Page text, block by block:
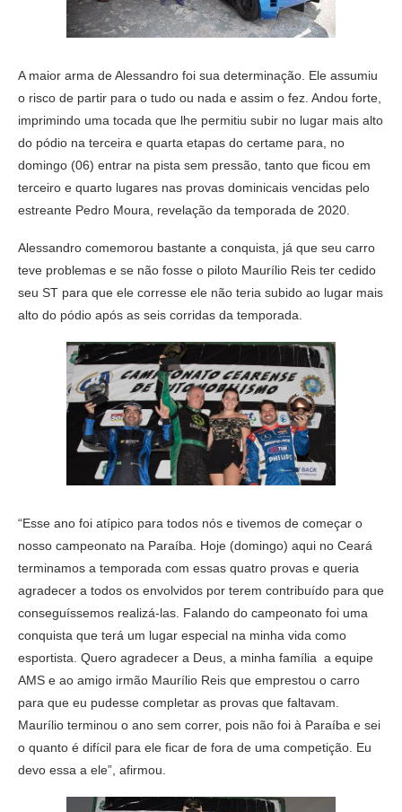
A maior arma de Alessandro foi sua determinação. Ele assumiu
o risco de partir para o tudo ou nada e assim o fez. Andou forte,
imprimindo uma tocada que lhe permitiu subir no lugar mais alto
do pódio na terceira e quarta etapas do certame para, no
domingo (06) entrar na pista sem pressão, tanto que ficou em
terceiro e quarto lugares nas provas dominicais vencidas pelo
estreante Pedro Moura, revelação da temporada de 2020.
Alessandro comemorou bastante a conquista, já que seu carro
teve problemas e se não fosse o piloto Maurílio Reis ter cedido
seu ST para que ele corresse ele não teria subido ao lugar mais
alto do pódio após as seis corridas da temporada.
“Esse ano foi atípico para todos nós e tivemos de começar o
nosso campeonato na Paraíba. Hoje (domingo) aqui no Ceará
terminamos a temporada com essas quatro provas e queria
agradecer a todos os envolvidos por terem contribuído para que
conseguíssemos realizá-las. Falando do campeonato foi uma
conquista que terá um lugar especial na minha vida como
esportista. Quero agradecer a Deus, a minha família a equipe
AMS e ao amigo irmão Maurílio Reis que emprestou o carro
para que eu pudesse completar as provas que faltavam.
Maurílio terminou o ano sem correr, pois não foi à Paraíba e sei
o quanto é difícil para ele ficar de fora de uma competição. Eu
devo essa a ele”, afirmou.